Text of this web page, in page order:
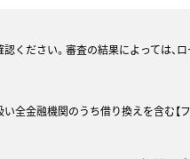
ください。審査の結果によっては、
全金融機関のうち借り換えを含む【